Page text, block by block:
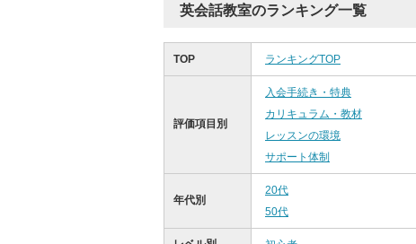
英会話教室のランキング一覧
TOP ランキングTOP
評価項目別
入会手続き・特典
カリキュラム・教材
レッスンの環境
サポート体制
年代別
20代
50代